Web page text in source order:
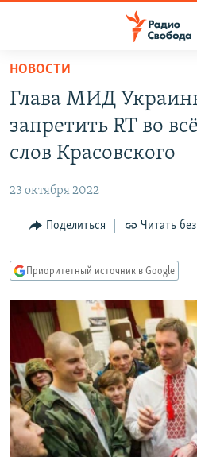
упрощенного
доступа
основному
Вернутся
Вернутся
поиску
АВТОРСКИЕ ПРОЕКТЫ
МНЕНИЯ
КУЛЬТУРА
КАВКАЗ.РЕАЛИИ
СЕВЕР.РЕАЛИИ
СИБИРЬ.РЕАЛИИ
РАСПИСАНИЕ ВЕЩАНИЯ
ПОДПИШИТЕСЬ НА РАССЫЛКУ
СОЦИАЛЬНЫЕ СЕТИ
НОВОСТИ
Глава МИД
запретить RT во
слов Красовского
23 октября 2022
Поделиться Читать
Приоритетный источник в Google